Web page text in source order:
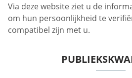
Via deze website ziet u de
om hun persoonlijkheid te
compatibel zijn met u.